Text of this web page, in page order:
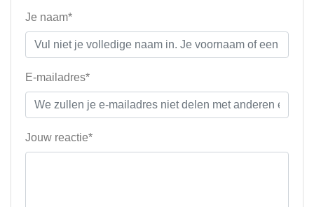
Je naam*
E-mailadres*
Jouw reactie*